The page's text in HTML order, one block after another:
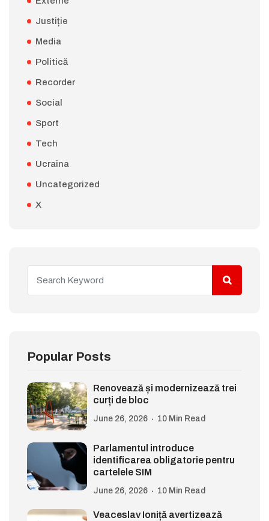
Justiție
Media
Politică
Recorder
Social
Sport
Tech
Ucraina
Uncategorized
X
Popular Posts
Renovează și modernizează trei
curți de bloc
June 26, 2026 10 Min Read
Parlamentul introduce
identificarea obligatorie pentru
cartelele SIM
June 26, 2026 10 Min Read
Veaceslav Ioniță avertizează